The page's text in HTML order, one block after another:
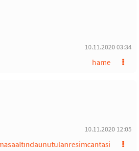
10.11.2020 03:34
hame
10.11.2020 12:05